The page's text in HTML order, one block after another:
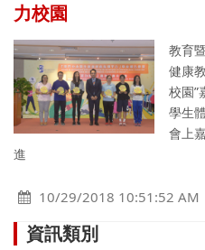
力校園
教育
健康
校園”
學生
會上
進
10/29/2018 10:51:52 AM
資訊類別